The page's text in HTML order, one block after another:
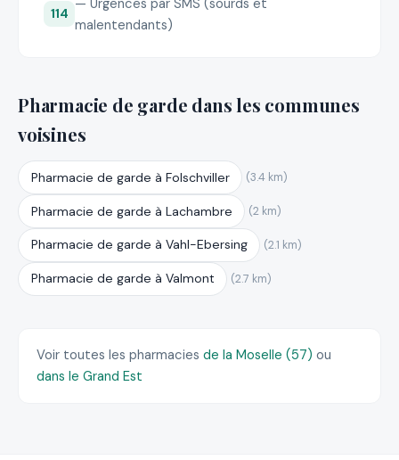
114
malentendants)
Pharmacie de garde dans les communes
voisines
Pharmacie de garde à Folschviller (3.4 km)
Pharmacie de garde à Lachambre (2 km)
Pharmacie de garde à Vahl-Ebersing (2.1 km)
Pharmacie de garde à Valmont (2.7 km)
Voir toutes les pharmacies de la Moselle (57) ou
dans le Grand Est